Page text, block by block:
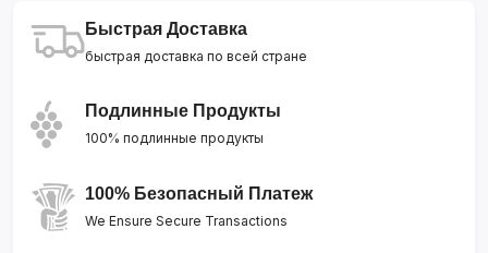
Быстрая Доставка
быстрая доставка по всей стране
Подлинные Продукты
100% подлинные продукты
100% Безопасный Платеж
We Ensure Secure Transactions